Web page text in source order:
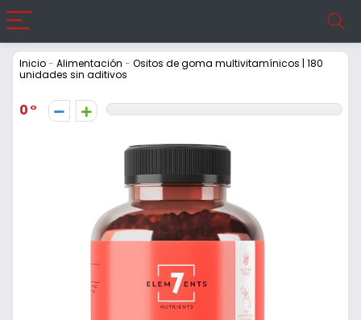
Inicio- Alimentación - Ositos de goma multivitamínicos | 180
unidades sin aditivos
0